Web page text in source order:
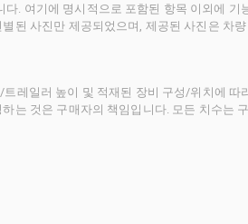
. 여기에 명시적으로 포함된 항목 이외에 기
된 사진만 제공되었으며, 제공된 사진은 차
레일러 높이 및 적재된 장비 구성/위치에 따
는 것은 구매자의 책임입니다. 모든 치수는